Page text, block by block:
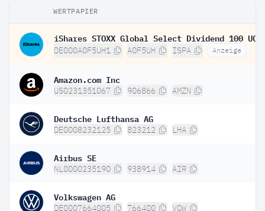
WERTPAPIER
DE000A0F5UH1 A0F5UH ISPA Anzeige
Amazon.com Inc
US0231351067 906866 AMZN
Deutsche Lufthansa AG
DE0008232125 823212 LHA
Airbus SE
NL0000235190 938914 AIR
Volkswagen AG
DE0007664005 766400 VOW